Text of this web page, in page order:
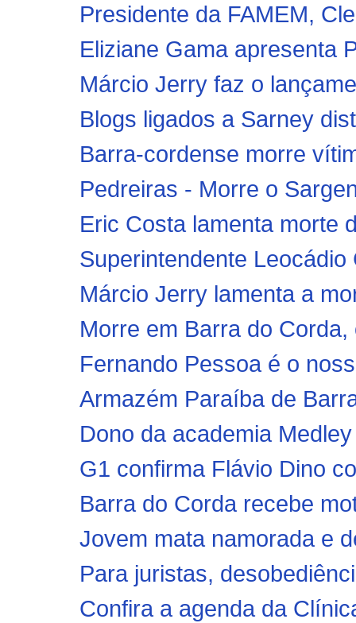
Presidente da FAMEM,
Eliziane Gama apresenta
Márcio Jerry faz o
Blogs ligados a Sarney
Barra-cordense morre
Pedreiras - Morre o
Eric Costa lamenta morte
Superintendente
Márcio Jerry lamenta a
Morre em Barra do
Fernando Pessoa é o
Armazém Paraíba de
Dono da academia
G1 confirma Flávio Dino
Barra do Corda recebe
Jovem mata namorada e
Para juristas,
Confira a agenda da